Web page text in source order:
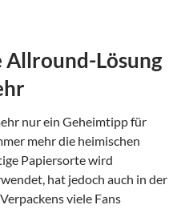
Allround-Lösung
nur ein Geheimtipp für
mehr die heimischen
Papiersorte wird
hat jedoch auch in der
viele Fans